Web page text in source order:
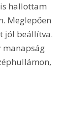
hallottam
Meglepően
jól beállítva.
manapság